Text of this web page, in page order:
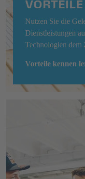
Nutzen Sie die
Dienstleistungen
Technologien dem
Vorteile kennen